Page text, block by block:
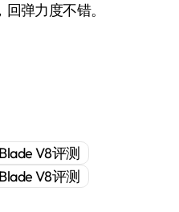
弹力度不错。